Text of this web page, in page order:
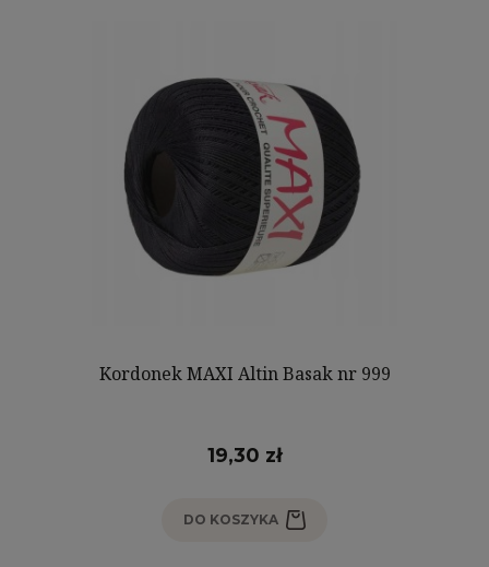
Kordonek MAXI Altin Basak nr 999
19,30 zł
DO KOSZYKA